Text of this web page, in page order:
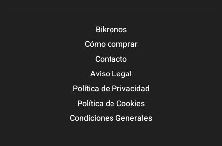
Bikronos
Cómo comprar
Contacto
Aviso Legal
Política de Privacidad
Política de Cookies
Condiciones Generales